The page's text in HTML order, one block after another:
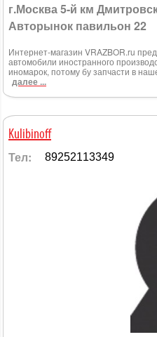
г.Москва 5-й км
Авторынок павильон 22
Интернет-магазин VRAZBOR.ru
автомобили иностранного
иномарок, потому бу запчасти в
далее ...
Kulibinoff
Тел: 89252113349